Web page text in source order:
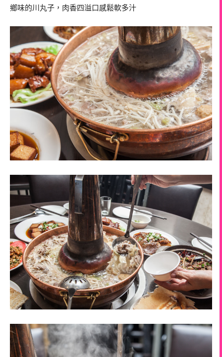
鄉味的川丸子，肉香四溢口感鬆軟多汁